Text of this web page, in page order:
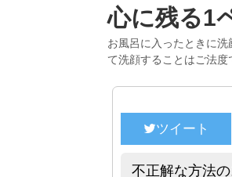
心に残る1
お風呂に入ったときに
て洗顔することはご法
不正解な方法